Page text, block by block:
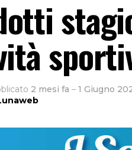
2 mesi fa – 1 Giugno